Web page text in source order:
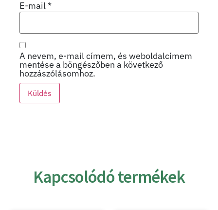
E-mail*
A nevem, e-mail címem, és weboldalcímem
mentése a böngészőben a következő
hozzászólásomhoz.
Kapcsolódó termékek